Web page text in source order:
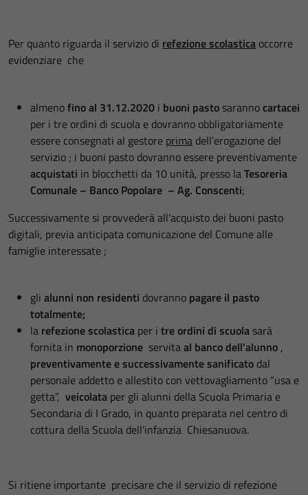
Per quanto riguarda il servizio di refezione scolastica occorre
evidenziare che
almenofino al 31.12.2020 i buoni pasto sarannocartacei
per i tre ordini di scuola e dovranno obbligatoriamente
essere consegnati al gestore prima dell’erogazione del
servizio ; i buoni pasto dovranno essere preventivamente
acquistati in blocchetti da 10 unità, presso laTesoreria
Comunale – Banco Popolare – Ag. Conscenti;
Successivamente si provvederà all’acquisto dei buoni pasto
digitali, previa anticipata comunicazione del Comune alle
famiglie interessate ;
gli alunni non residenti dovranno pagare il pasto
totalmente;
la refezione scolastica per i tre ordini di scuola sarà
fornita in monoporzione servitaal banco dell’alunno ,
preventivamente e successivamente sanificato dal
personale addetto e allestito con vettovagliamento “usa e
getta”, veicolata per gli alunni della Scuola Primaria e
Secondaria di I Grado, in quanto preparata nel centro di
cottura della Scuola dell’infanzia Chiesanuova.
Si ritiene importante precisare che il servizio di refezione